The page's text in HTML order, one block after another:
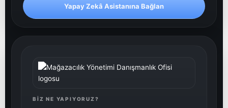
Yapay Zekâ Asistanına Bağlan
BIZ NE YAPIYORUZ?